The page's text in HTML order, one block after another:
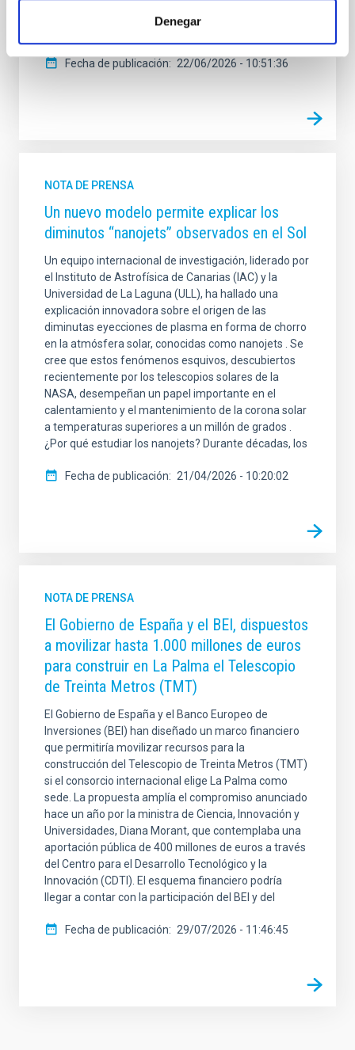
Denegar
formó la mayor parte de sus estrellas muy
rápidamente en el Universo primitivo y se quedó
Fecha de publicación 22/06/2026 - 10:51:36
NOTA DE PRENSA
Un nuevo modelo permite explicar los
diminutos “nanojets” observados en el Sol
Un equipo internacional de investigación, liderado por
el Instituto de Astrofísica de Canarias (IAC) y la
Universidad de La Laguna (ULL), ha hallado una
explicación innovadora sobre el origen de las
diminutas eyecciones de plasma en forma de chorro
en la atmósfera solar, conocidas como nanojets . Se
cree que estos fenómenos esquivos, descubiertos
recientemente por los telescopios solares de la
NASA, desempeñan un papel importante en el
calentamiento y el mantenimiento de la corona solar
a temperaturas superiores a un millón de grados .
¿Por qué estudiar los nanojets? Durante décadas, los
Fecha de publicación 21/04/2026 - 10:20:02
NOTA DE PRENSA
El Gobierno de España y el BEI, dispuestos
a movilizar hasta 1.000 millones de euros
para construir en La Palma el Telescopio
de Treinta Metros (TMT)
El Gobierno de España y el Banco Europeo de
Inversiones (BEI) han diseñado un marco financiero
que permitiría movilizar recursos para la
construcción del Telescopio de Treinta Metros (TMT)
si el consorcio internacional elige La Palma como
sede. La propuesta amplía el compromiso anunciado
hace un año por la ministra de Ciencia, Innovación y
Universidades, Diana Morant, que contemplaba una
aportación pública de 400 millones de euros a través
del Centro para el Desarrollo Tecnológico y la
Innovación (CDTI). El esquema financiero podría
llegar a contar con la participación del BEI y del
Fecha de publicación 29/07/2026 - 11:46:45